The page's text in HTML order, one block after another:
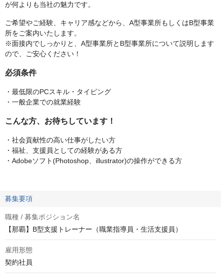
が何よりも当社の魅力です。
ご希望やご経験、キャリア感などから、A型事業所もしくはB型事業
所をご案内いたします。
※面接内でしっかりと、A型事業所とB型事業所について説明します
ので、ご安心ください！
必須条件
・最低限のPCスキル・タイピング
・一般企業での就業経験
こんな方、お待ちしています！
・社会貢献性の高い仕事がしたい方
・福祉、支援員としての経験がある方
・Adobeソフト(Photoshop、illustrator)の操作ができる方
募集要項
職種 / 募集ポジション名
【那覇】B型支援トレーナー（職業指導員・生活支援員）
雇用形態
契約社員